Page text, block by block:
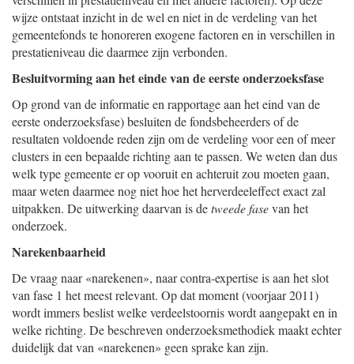
wijze ontstaat inzicht in de wel en niet in de verdeling van het
gemeentefonds te honoreren exogene factoren en in verschillen in
prestatieniveau die daarmee zijn verbonden.
Besluitvorming aan het einde van de eerste onderzoeksfase
Op grond van de informatie en rapportage aan het eind van de
eerste onderzoeksfase) besluiten de fondsbeheerders of de
resultaten voldoende reden zijn om de verdeling voor een of meer
clusters in een bepaalde richting aan te passen. We weten dan dus
welk type gemeente er op vooruit en achteruit zou moeten gaan,
maar weten daarmee nog niet hoe het herverdeeleffect exact zal
uitpakken. De uitwerking daarvan is detweede fasevan het
onderzoek.
Narekenbaarheid
De vraag naar «narekenen», naar contra-expertise is aan het slot
van fase 1 het meest relevant. Op dat moment (voorjaar 2011)
wordt immers beslist welke verdeelstoornis wordt aangepakt en in
welke richting. De beschreven onderzoeksmethodiek maakt echter
duidelijk dat van «narekenen» geen sprake kan zijn.